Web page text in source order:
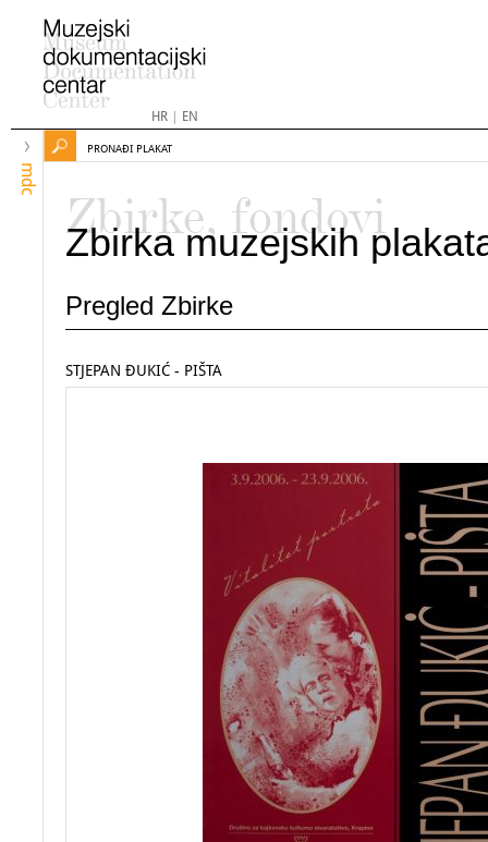
HR| EN
mdc
PRONAĐI PLAKAT
Zbirke, fondovi
Zbirka muzejskih
Pregled Zbirke
STJEPAN ĐUKIĆ - PIŠTA